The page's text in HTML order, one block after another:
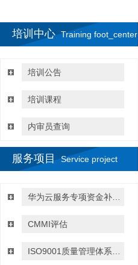
培训中心 Training foot_center
培训公告
培训课程
内审员查询
服务项目 Service project
CMMI评估